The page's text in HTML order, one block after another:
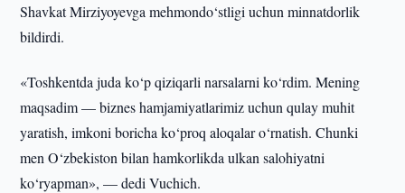
Shavkat Mirziyoyevga mehmondo‘stligi uchun minnatdorlik
bildirdi.
«Toshkentda juda ko‘p qiziqarli narsalarni ko‘rdim. Mening
maqsadim — biznes hamjamiyatlarimiz uchun qulay muhit
yaratish, imkoni boricha ko‘proq aloqalar o‘rnatish. Chunki
men O‘zbekiston bilan hamkorlikda ulkan salohiyatni
ko‘ryapman», — dedi Vuchich.